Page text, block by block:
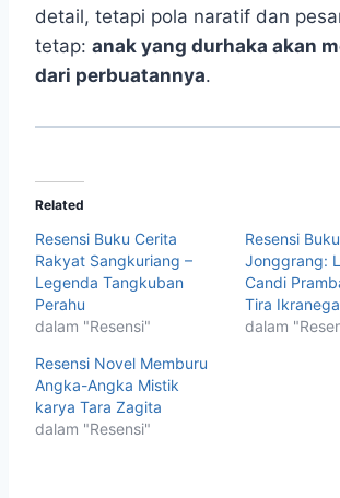
detail, tetapi pola naratif dan
tetap: anak yang durhaka akan
dari perbuatannya.
Related
Resensi Buku Cerita
Rakyat Sangkuriang –
Legenda Tangkuban
Perahu
dalam "Resensi"
Resensi
Jonggrang:
Candi
Tira
dalam
Resensi Novel Memburu
Angka-Angka Mistik
karya Tara Zagita
dalam "Resensi"